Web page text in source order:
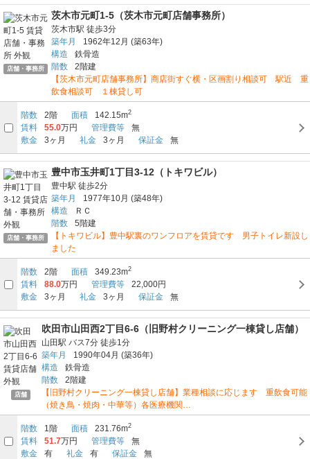
店舗・事務所
茨木市元町1-5（茨木市元町店舗事務所）
茨木市駅 徒歩3分
築年月
1962年12月 (築63年)
構造
鉄骨造
階数
2階建
【茨木市元町店舗事務所】商店街すぐ横・区画割り相談可 駅近 重
飲食相談可 １棟貸し可
階数 2階 面積 142.15m2
賃料 55.0万円 管理費等
無
敷金
3ヶ月 礼金 3ヶ月 保証金 無
店舗・事務所
豊中市玉井町1丁目3-12（トキワビル）
豊中駅 徒歩2分
築年月
1977年10月 (築48年)
構造
ＲＣ
階数
5階建
【トキワビル】豊中駅裏のワンフロアを賃貸です 男子トイレ新設し
ました
階数 2階 面積 349.23m2
賃料 88.0万円 管理費等
22,000円
敷金
3ヶ月 礼金 3ヶ月 保証金 無
店舗
吹田市山田西2丁目6-6（旧野村クリーニング一棟貸し店舗）
山田駅 バス7分 徒歩1分
築年月
1990年04月 (築36年)
構造
鉄骨造
階数
2階建
【旧野村クリーニング一棟貸し店舗】業種相談に応じます 重飲食可能
（焼き鳥・焼肉・中華等）各医療機関…
階数 1階 面積 231.76m2
賃料 51.7万円 管理費等
無
敷金
有 礼金 有 保証金 無